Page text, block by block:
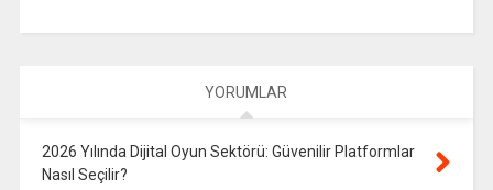
YORUMLAR
2026 Yılında Dijital Oyun Sektörü: Güvenilir Platformlar
Nasıl Seçilir?